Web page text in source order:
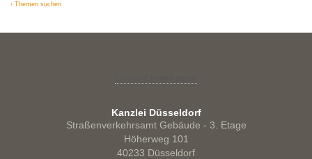
› Themen suchen
Kanzlei Düsseldorf
Straßenverkehrsamt Gebäude - 3. Etage
Höherweg 101
40233 Düsseldorf